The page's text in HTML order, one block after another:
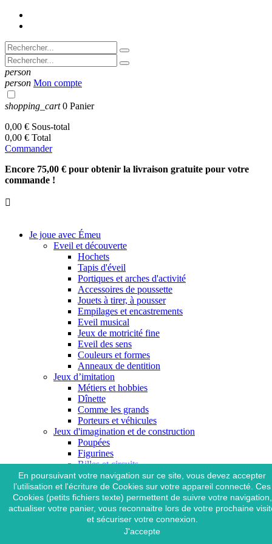
person
person Mon compte
shopping_cart 0 Panier
0,00 € Sous-total
0,00 € Total
Commander
Encore 75,00 € pour obtenir la livraison gratuite pour votre
commande !

Je joue avec Émeu
Eveil et découverte
Hochets
Tapis d'éveil
Portiques et arches d'activité
Accessoires de poussette
Jouets à tirer, à pousser
Empilages et encastrements
Eveil musical
Jeux de motricité fine
Eveil des sens
Couleurs et formes
Anneaux de dentition
Jeux d’imitation
Métiers et hobbies
Dînette
Comme les grands
Porteurs et véhicules
Jeux d'imagination et de construction
Poupées
Figurines
Billes et circuits
Blocs et planchettes
Jeux d'équilibre
Maisons et châteaux
Véhicules
Marionnettes
En poursuivant votre navigation sur ce site, vous devez accepter
l’utilisation et l'écriture de Cookies sur votre appareil connecté. Ces
Cookies (petits fichiers texte) permettent de suivre votre navigation,
actualiser votre panier, vous reconnaitre lors de votre prochaine
et sécuriser votre connexion.
J'accepte